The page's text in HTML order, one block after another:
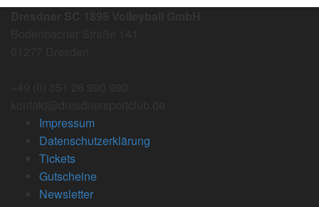
Impressum
Datenschutzerklärung
Tickets
Gutscheine
Newsletter